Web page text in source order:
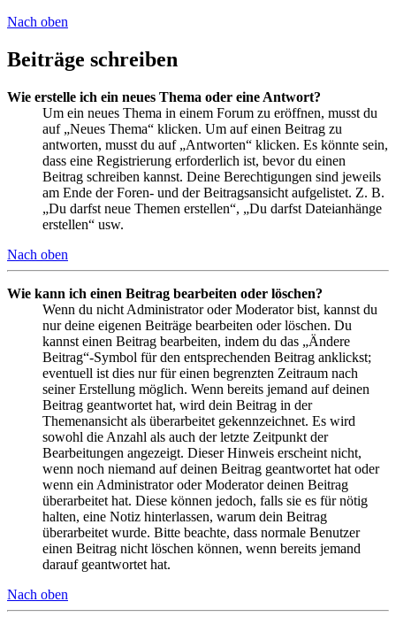
Nach oben
Beiträge schreiben
Wie erstelle ich ein neues Thema oder eine Antwort?
Um ein neues Thema in einem Forum zu eröffnen, musst du
auf „Neues Thema“ klicken. Um auf einen Beitrag zu
antworten, musst du auf „Antworten“ klicken. Es könnte sein,
dass eine Registrierung erforderlich ist, bevor du einen
Beitrag schreiben kannst. Deine Berechtigungen sind jeweils
am Ende der Foren- und der Beitragsansicht aufgelistet. Z. B.
„Du darfst neue Themen erstellen“, „Du darfst Dateianhänge
erstellen“ usw.
Nach oben
Wie kann ich einen Beitrag bearbeiten oder löschen?
Wenn du nicht Administrator oder Moderator bist, kannst du
nur deine eigenen Beiträge bearbeiten oder löschen. Du
kannst einen Beitrag bearbeiten, indem du das „Ändere
Beitrag“-Symbol für den entsprechenden Beitrag anklickst;
eventuell ist dies nur für einen begrenzten Zeitraum nach
seiner Erstellung möglich. Wenn bereits jemand auf deinen
Beitrag geantwortet hat, wird dein Beitrag in der
Themenansicht als überarbeitet gekennzeichnet. Es wird
sowohl die Anzahl als auch der letzte Zeitpunkt der
Bearbeitungen angezeigt. Dieser Hinweis erscheint nicht,
wenn noch niemand auf deinen Beitrag geantwortet hat oder
wenn ein Administrator oder Moderator deinen Beitrag
überarbeitet hat. Diese können jedoch, falls sie es für nötig
halten, eine Notiz hinterlassen, warum dein Beitrag
überarbeitet wurde. Bitte beachte, dass normale Benutzer
einen Beitrag nicht löschen können, wenn bereits jemand
darauf geantwortet hat.
Nach oben